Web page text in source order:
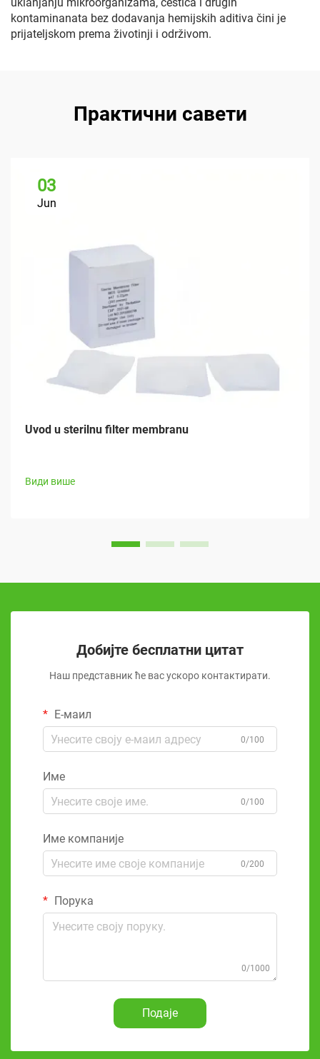
kontaminanata bez dodavanja hemijskih aditiva čini je
prijateljskom prema životinji i održivom.
Практични савети
03
Jun
Uvod u sterilnu filter membranu
Види више
Добијте бесплатни цитат
Наш представник ће вас ускоро контактирати.
Е-маил
0/100
Име
0/100
Име компаније
0/200
Порука
0/1000
Подаје